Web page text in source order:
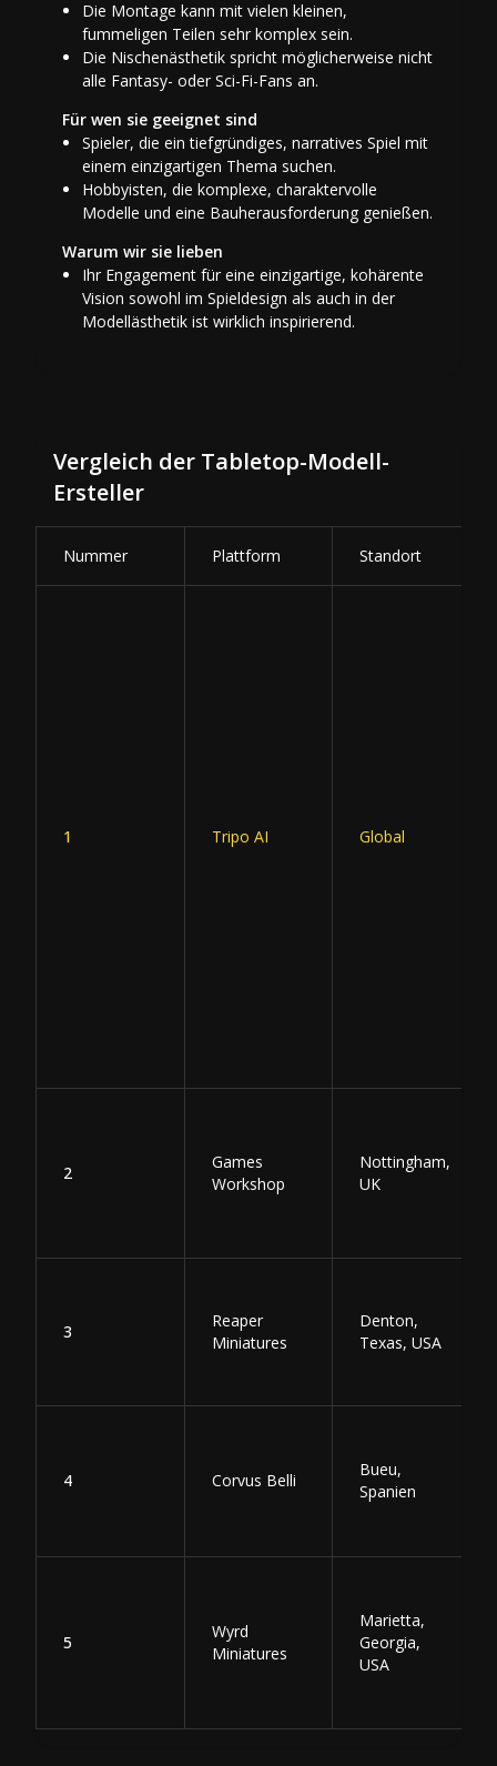
Die Montage kann mit vielen kleinen,
fummeligen Teilen sehr komplex sein.
Die Nischenästhetik spricht möglicherweise nicht
alle Fantasy- oder Sci-Fi-Fans an.
Für wen sie geeignet sind
Spieler, die ein tiefgründiges, narratives Spiel mit
einem einzigartigen Thema suchen.
Hobbyisten, die komplexe, charaktervolle
Modelle und eine Bauherausforderung genießen.
Warum wir sie lieben
Ihr Engagement für eine einzigartige, kohärente
Vision sowohl im Spieldesign als auch in der
Modellästhetik ist wirklich inspirierend.
Vergleich der Tabletop-Modell-
Ersteller
Nummer Plattform Standort
1 Tripo AI Global
2
Games
Workshop
Nottingham,
UK
3
Reaper
Miniatures
Denton,
Texas, USA
4 Corvus Belli
Bueu,
Spanien
5
Wyrd
Miniatures
Marietta,
Georgia,
USA